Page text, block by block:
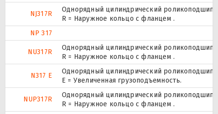
NJ317R
Однорядный цилиндрический
R = Наружное кольцо с фланцем .
NP 317
NU317R
Однорядный цилиндрический
R = Наружное кольцо с фланцем .
N317 E
Однорядный цилиндрический
Е = Увеличенная грузоподъемность.
NUP317R
Однорядный цилиндрический
R = Наружное кольцо с фланцем .